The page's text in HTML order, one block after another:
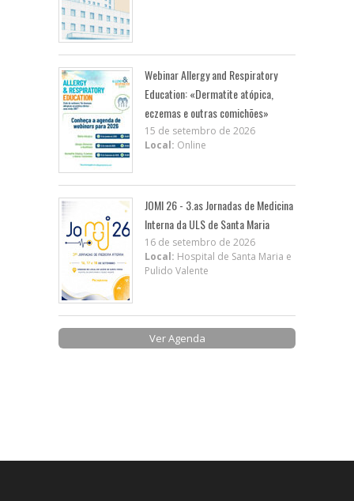
Webinar Allergy and Respiratory
Education: «Dermatite atópica,
eczemas e outras comichões»
15 de setembro de 2026
Local: Online
JOMI 26 - 3.as Jornadas de Medicina
Interna da ULS de Santa Maria
16 de setembro de 2026
Local: Hospital de Santa Maria e
Pulido Valente
Ver Agenda